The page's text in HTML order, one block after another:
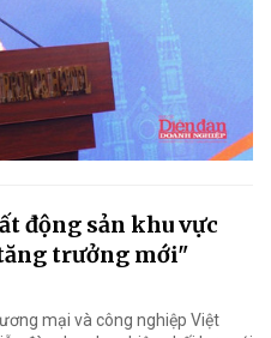
động sản khu vực
trưởng mới"
mại và công nghiệp Việt